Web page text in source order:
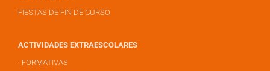
FIESTAS DE FIN DE CURSO
ACTIVIDADES EXTRAESCOLARES
· FORMATIVAS